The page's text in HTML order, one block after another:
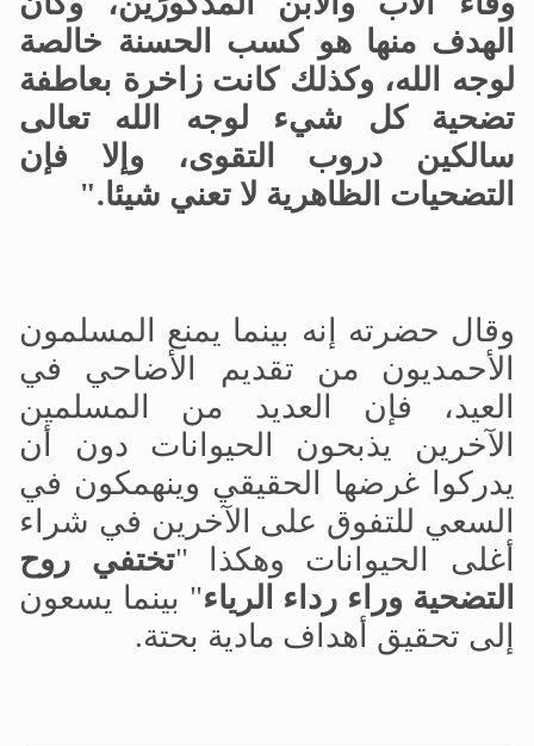
الهدف منها هو كسب الحسنة خالصة
لوجه الله، وكذلك كانت زاخرة بعاطفة
تضحية كل شيء لوجه الله تعالى
سالكين دروب التقوى، وإلا فإن
التضحيات الظاهرية لا تعني شيئا."
وقال حضرته إنه بينما يمنع المسلمون
الأحمديون من تقديم الأضاحي في
العيد، فإن العديد من المسلمين
الآخرين يذبحون الحيوانات دون أن
يدركوا غرضها الحقيقي وينهمكون في
السعي للتفوق على الآخرين في شراء
أغلى الحيوانات وهكذا "تختفي روح
التضحية وراء رداء الرياء" بينما يسعون
إلى تحقيق أهداف مادية بحتة.